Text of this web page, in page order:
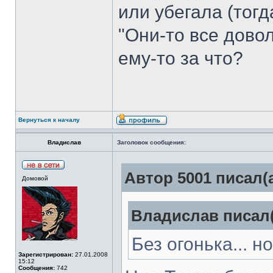
или убегала
"Они-то все
ему-то за что?
Вернуться к началу
Владислав Заголовок сообщения:
Домовой
Зарегистрирован: 27.01.2008
15:12
Сообщения: 742
Автор 5001
Владислав
Без огонька...